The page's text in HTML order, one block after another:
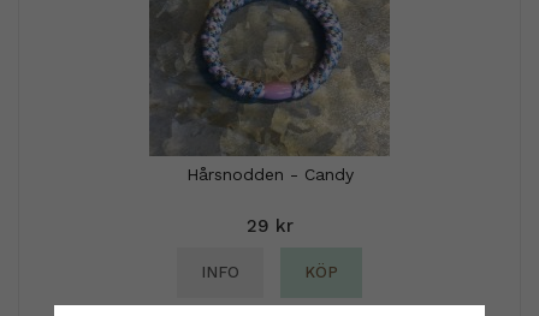
Hårsnodden - Candy
29 kr
INFO KÖP